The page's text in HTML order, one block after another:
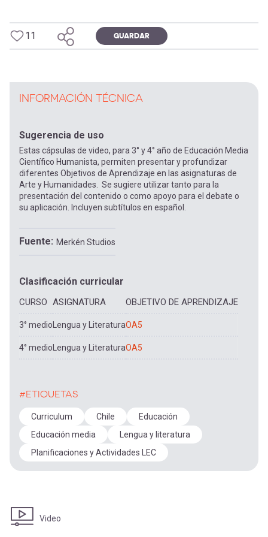
11 GUARDAR
INFORMACIÓN TÉCNICA
Sugerencia de uso
Estas cápsulas de video, para 3° y 4° año de Educación Media
Científico Humanista, permiten presentar y profundizar
diferentes Objetivos de Aprendizaje en las asignaturas de
Arte y Humanidades. Se sugiere utilizar tanto para la
presentación del contenido o como apoyo para el debate o
su aplicación. Incluyen subtítulos en español.
Fuente Merkén Studios
Clasificación curricular
CURSO ASIGNATURA OBJETIVO DE APRENDIZAJE
3° medio Lengua y LiteraturaOA5
4° medio Lengua y LiteraturaOA5
#ETIQUETAS
Curriculum Chile
Educación
Educación media
Lengua y literatura
Planificaciones y Actividades LEC
Video